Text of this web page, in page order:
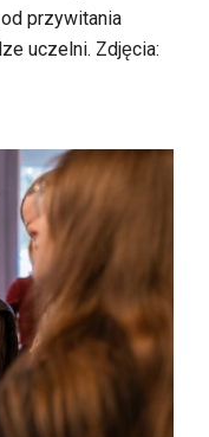
przywitania
uczelni. Zdjęcia: